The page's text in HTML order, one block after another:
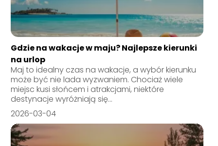
Gdzie na wakacje w maju? Najlepsze kierunki
na urlop
Maj to idealny czas na wakacje, a wybór kierunku
może być nie lada wyzwaniem. Chociaż wiele
miejsc kusi słońcem i atrakcjami, niektóre
destynacje wyróżniają się...
2026-03-04